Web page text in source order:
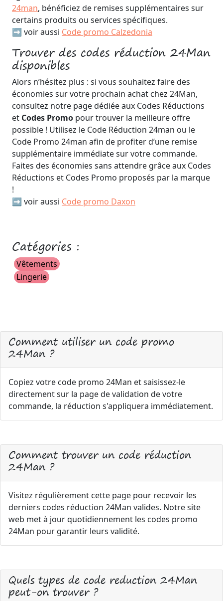
24man, bénéficiez de remises supplémentaires sur
certains produits ou services spécifiques.
➡️ voir aussi Code promo Calzedonia
Trouver des codes réduction 24Man
disponibles
Alors n’hésitez plus : si vous souhaitez faire des
économies sur votre prochain achat chez 24Man,
consultez notre page dédiée aux Codes Réductions
et Codes Promo pour trouver la meilleure offre
possible ! Utilisez le Code Réduction 24man ou le
Code Promo 24man afin de profiter d’une remise
supplémentaire immédiate sur votre commande.
Faites des économies sans attendre grâce aux Codes
Réductions et Codes Promo proposés par la marque
!
➡️ voir aussi Code promo Daxon
Catégories :
Vêtements
Lingerie
Comment utiliser un code promo
24Man ?
Copiez votre code promo 24Man et saisissez-le
directement sur la page de validation de votre
commande, la réduction s'appliquera immédiatement.
Comment trouver un code réduction
24Man ?
Visitez régulièrement cette page pour recevoir les
derniers codes réduction 24Man valides. Notre site
web met à jour quotidiennement les codes promo
24Man pour garantir leurs validité.
Quels types de code reduction 24Man
peut-on trouver ?